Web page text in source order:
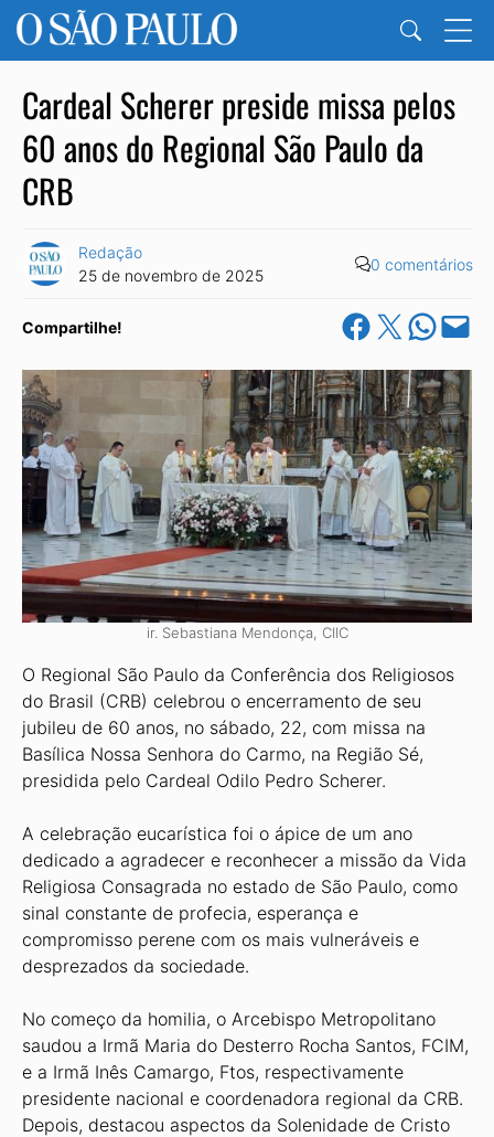
Cardeal Scherer preside missa pelos
60 anos do Regional São Paulo da
CRB
Redação
25 de novembro de 2025
0 comentários
Compartilhe! Share on Facebook
Share on X Share on
Email this
ir. Sebastiana Mendonça, CIIC
O Regional São Paulo da Conferência dos Religiosos
do Brasil (CRB) celebrou o encerramento de seu
jubileu de 60 anos, no sábado, 22, com missa na
Basílica Nossa Senhora do Carmo, na Região Sé,
presidida pelo Cardeal Odilo Pedro Scherer.
A celebração eucarística foi o ápice de um ano
dedicado a agradecer e reconhecer a missão da Vida
Religiosa Consagrada no estado de São Paulo, como
sinal constante de profecia, esperança e
compromisso perene com os mais vulneráveis e
desprezados da sociedade.
No começo da homilia, o Arcebispo Metropolitano
saudou a Irmã Maria do Desterro Rocha Santos, FCIM,
e a Irmã Inês Camargo, Ftos, respectivamente
presidente nacional e coordenadora regional da CRB.
Depois, destacou aspectos da Solenidade de Cristo